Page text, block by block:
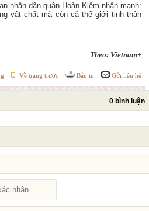
nhân dân quận Hoàn Kiếm nhấn mạnh:
vật chất mà còn cả thế giới tinh thần
Theo: Vietnam+
Về trang trước Bản in Gửi liên hệ
0 bình luận